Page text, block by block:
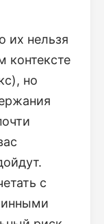
их нельзя
контексте
но
с